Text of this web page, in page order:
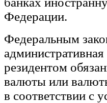
Федерации.
Федеральным
резидентом
валюты или
в соответствии с